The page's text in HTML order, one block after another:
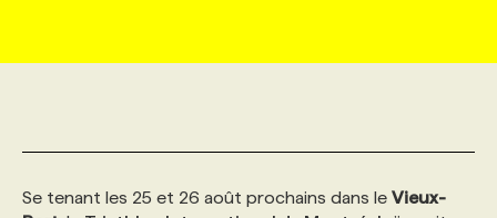
NOUVEAUX MANDATS
INITIATIVES NUMÉRIQUES
MARKETING DURABLE
BULLETIN RECRUTEMENT
ANNONCEZ AVEC NOUS
AFFICHEZ UN POSTE / TARIFS
PROFIL ENTREPRISE
CANDIDAT
PROFIL CANDIDAT
NOS CONFÉRENCES
ANNONCEZ AVEC NOUS
FORMATIONS
NOS PARCOURS DE FORMATIONS
SERVICE DE CHASSE DE TÊTE
Se tenant les 25 et 26 août prochains dans le Vieux-